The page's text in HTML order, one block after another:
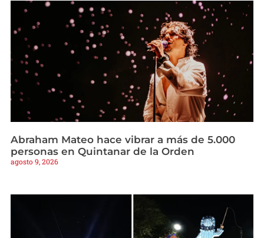
Abraham Mateo hace vibrar a más de 5.000
personas en Quintanar de la Orden
agosto 9, 2026